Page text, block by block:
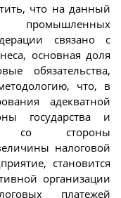
что на данный
промышленных
связано с
основная доля
обязательства,
что, в
адекватной
государства и
со стороны
налоговой
становится
организации
платежей